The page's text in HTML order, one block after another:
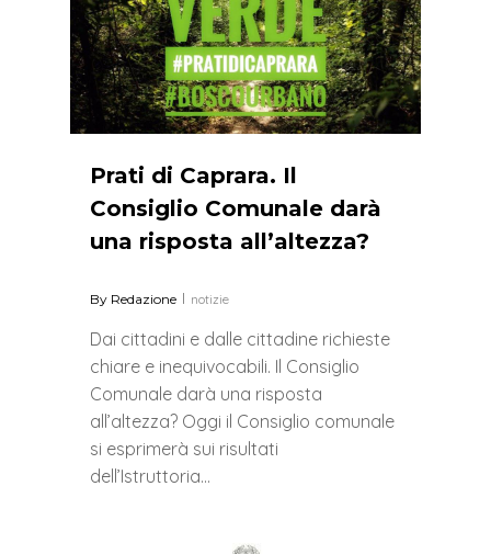
Prati di Caprara. Il
Consiglio Comunale darà
una risposta all’altezza?
By Redazione notizie
Dai cittadini e dalle cittadine richieste
chiare e inequivocabili. Il Consiglio
Comunale darà una risposta
all’altezza? Oggi il Consiglio comunale
si esprimerà sui risultati
dell’Istruttoria…